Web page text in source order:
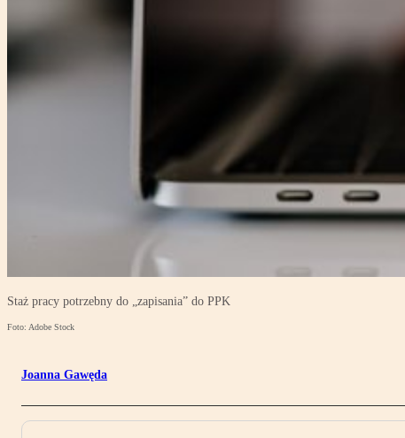
Staż pracy potrzebny do „zapisania” do PPK
Foto: Adobe Stock
Joanna Gawęda